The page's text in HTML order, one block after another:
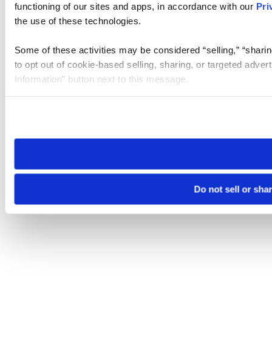
functioning of our sites and apps, in accordance with our
the use of these technologies.
Some of these activities may be considered “selling,”
to opt out of cookie-based selling, sharing, or targeted
Information” button next to this message.
need to be set again.
Do not sell or